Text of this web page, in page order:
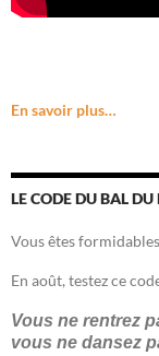
En savoir plus…
LE CODE DU BAL DU
Vous êtes
En août, testez ce
Vous ne rentrez
vous ne dansez